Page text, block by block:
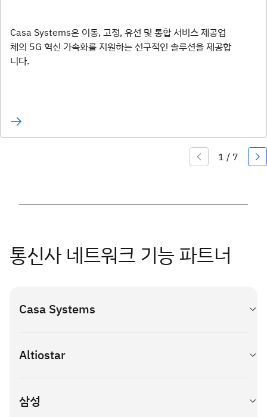
Casa Systems은 이동, 고정, 유선 및 통합 서비스 제공업
체의 5G 혁신 가속화를 지원하는 선구적인 솔루션을 제공합
니다.
통신사 네트워크 기능 파트너
Casa Systems
단 초광대역 5G 솔루션을 개척하고 있습니다. Casa의 웹 규모, 고성능
기능 및 이점:
Altiostar
능을 가상화하여 세분화된 멀티벤더, 웹 규모 및 클라우드 기반 모바일 네
삼성